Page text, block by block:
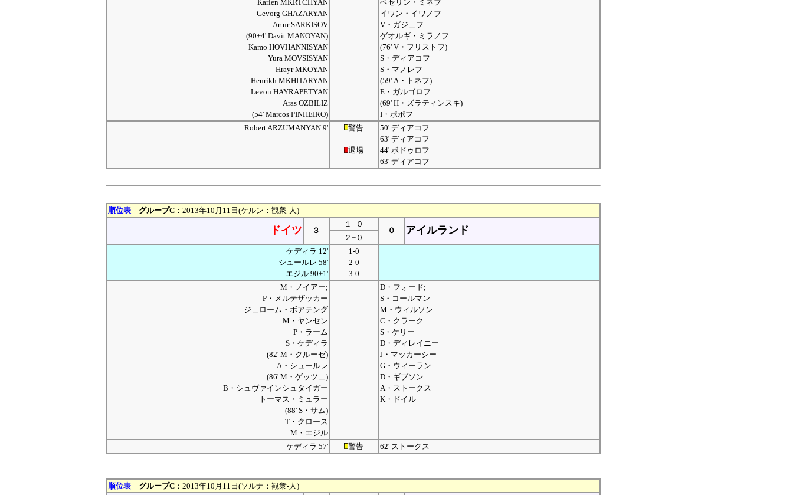
Karlen MKRTCHYAN
Gevorg GHAZARYAN
Artur SARKISOV
(90+4' Davit MANOYAN)
Kamo HOVHANNISYAN
Yura MOVSISYAN
Hrayr MKOYAN
Henrikh MKHITARYAN
Levon HAYRAPETYAN
Aras OZBILIZ
(54' Marcos PINHEIRO)
ベセリン・ミネフ
イワン・イワノフ
V・ガジェフ
ゲオルギ・ミラノフ
(76' V・フリストフ)
S・ディアコフ
S・マノレフ
(59' A・トネフ)
E・ガルゴロフ
(69' H・ズラティンスキ)
I・ポポフ
Robert ARZUMANYAN 9'
警告
退場
50' ディアコフ
63' ディアコフ
44' ボドゥロフ
63' ディアコフ
順位表 グループC：2013年10月11日(ケルン：観衆-人)
ドイツ ３
１−０
０ アイルランド
２−０
ケディラ 12'
シュールレ 58'
エジル 90+1'
1-0
2-0
3-0
M・ノイアー;
P・メルテザッカー
ジェローム・ボアテング
M・ヤンセン
P・ラーム
S・ケディラ
(82' M・クルーゼ)
A・シュールレ
(86' M・ゲッツェ)
B・シュヴァインシュタイガー
トーマス・ミュラー
(88' S・サム)
T・クロース
M・エジル
D・フォード;
S・コールマン
M・ウィルソン
C・クラーク
S・ケリー
D・ディレイニー
J・マッカーシー
G・ウィーラン
D・ギブソン
A・ストークス
K・ドイル
ケディラ 57' 警告 62' ストークス
順位表 グループC：2013年10月11日(ソルナ：観衆-人)